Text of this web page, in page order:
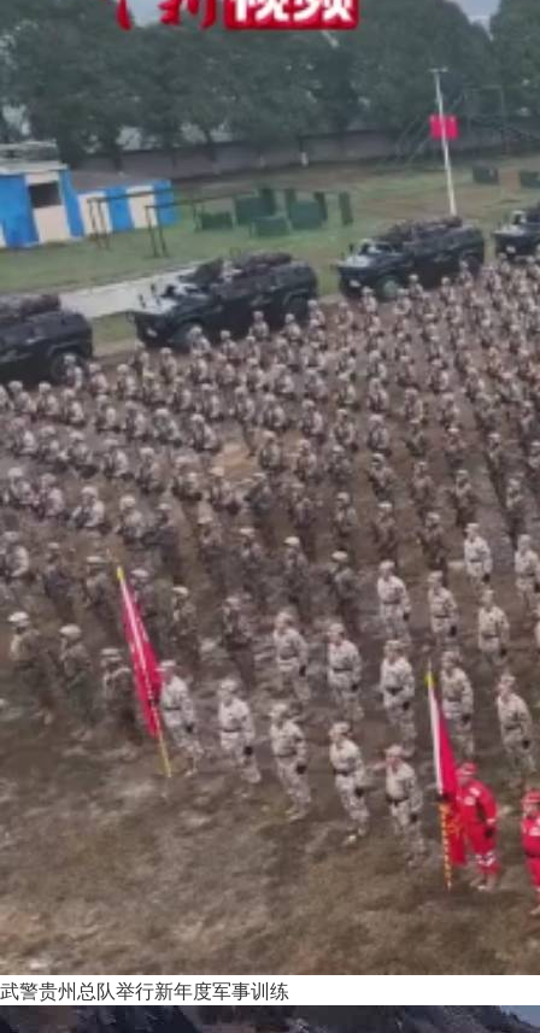
武警贵州总队举行新年度军事训练